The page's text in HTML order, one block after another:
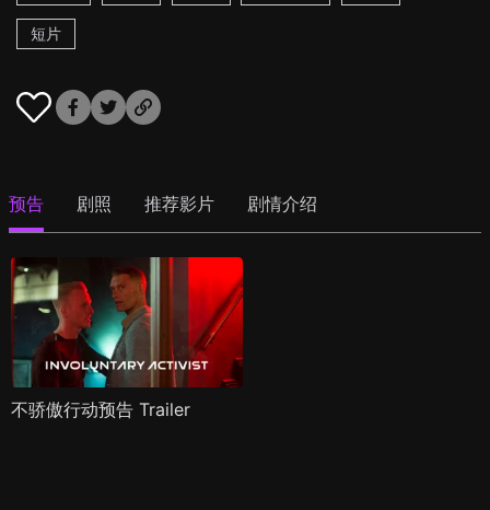
短片
预告 剧照 推荐影片 剧情介绍
不骄傲行动预告 Trailer